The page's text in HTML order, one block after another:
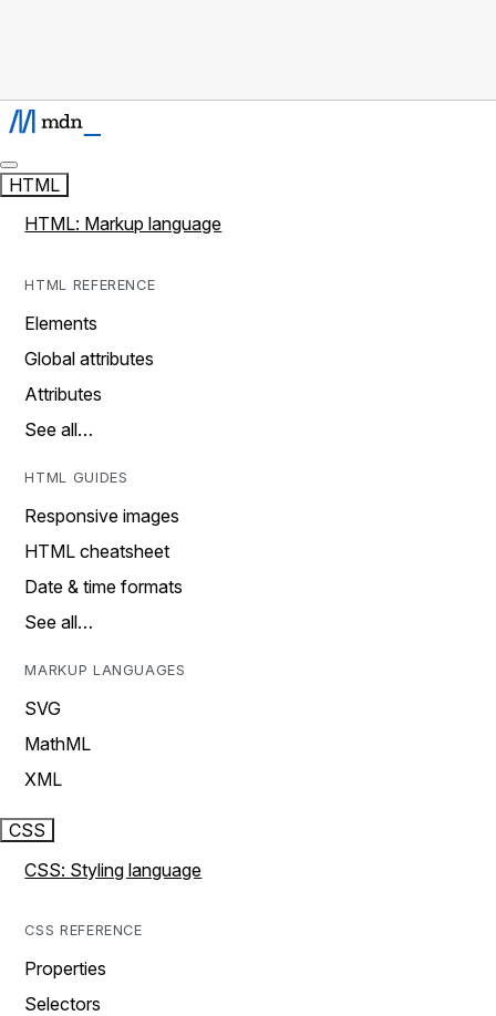
HTML
HTML: Markup language
HTML REFERENCE
Elements
Global attributes
Attributes
See all…
HTML GUIDES
Responsive images
HTML cheatsheet
Date & time formats
See all…
MARKUP LANGUAGES
SVG
MathML
XML
CSS
CSS: Styling language
CSS REFERENCE
Properties
Selectors